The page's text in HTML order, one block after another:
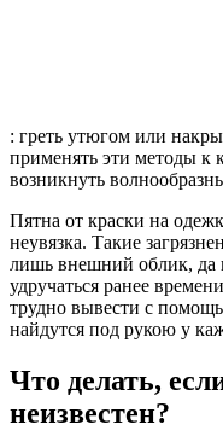
: греть утюгом или
применять эти методы к
возникнуть
Пятна от краски на
неувязка. Такие
лишь внешний облик, да
удручаться ранее
трудно вывести с
найдутся под рукою у
Что делать,
неизвестен?